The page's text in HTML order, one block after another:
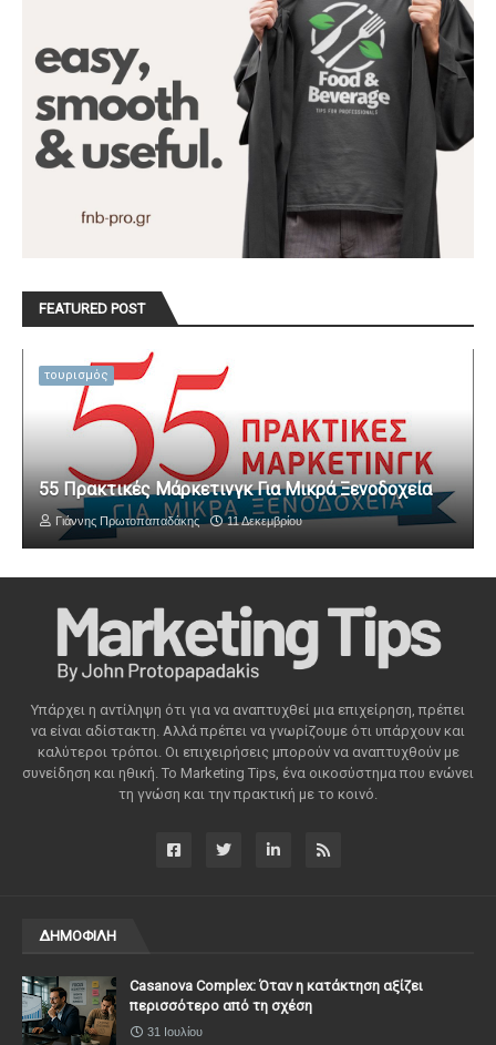
FEATURED POST
τουρισμός
55 Πρακτικές Μάρκετινγκ Για Μικρά Ξενοδοχεία
Γιάννης Πρωτοπαπαδάκης 11 Δεκεμβρίου
Υπάρχει η αντίληψη ότι για να αναπτυχθεί μια επιχείρηση, πρέπει
να είναι αδίστακτη. Αλλά πρέπει να γνωρίζουμε ότι υπάρχουν και
καλύτεροι τρόποι. Οι επιχειρήσεις μπορούν να αναπτυχθούν με
συνείδηση ​​και ηθική. Το Marketing Tips, ένα οικοσύστημα που ενώνει
τη γνώση και την πρακτική με το κοινό.
ΔΗΜΟΦΙΛΗ
Casanova Complex: Όταν η κατάκτηση αξίζει
περισσότερο από τη σχέση
31 Ιουλίου